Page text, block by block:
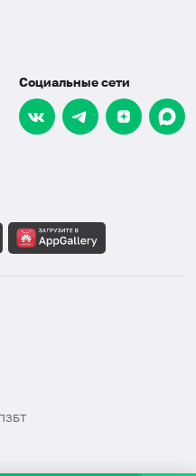
Социальные сети